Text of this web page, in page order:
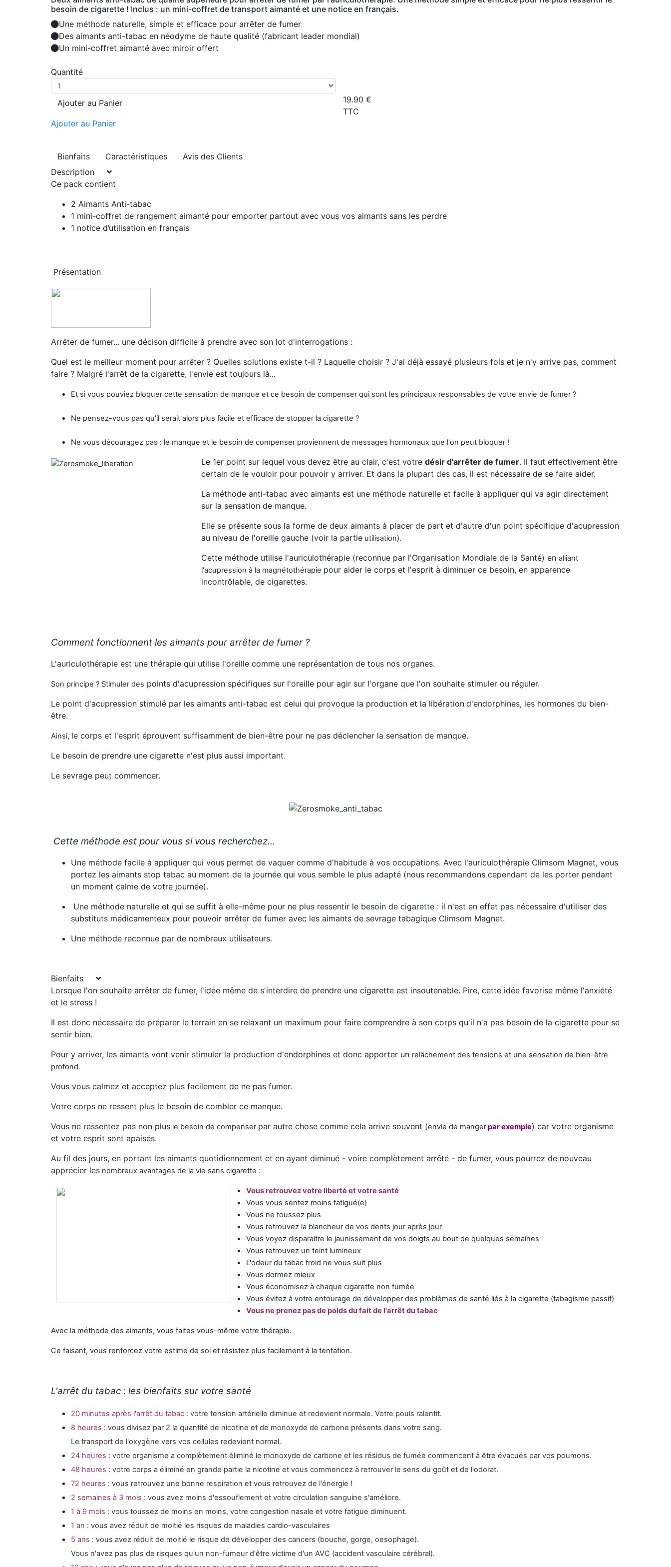
besoin de cigarette ! Inclus : un mini-coffret de transport aimanté et une notice en français.
Une méthode naturelle, simple et efficace pour arrêter de fumer
Des aimants anti-tabac en néodyme de haute qualité (fabricant leader mondial)
Un mini-coffret aimanté avec miroir offert
Quantité
Ajouter au Panier
Ajouter au Panier
19.90 €
TTC
Bienfaits Caractéristiques
Avis des Clients
Description
Ce pack contient
2 Aimants Anti-tabac
1 mini-coffret de rangement aimanté pour emporter partout avec vous vos aimants sans les perdre
1 notice d’utilisation en français
Présentation
Arrêter de fumer... une décison difficile à prendre avec son lot d'interrogations :
Quel est le meilleur moment pour arrêter ? Quelles solutions existe t-il ? Laquelle choisir ? J'ai déjà essayé plusieurs fois et je n'y arrive pas, comment
faire ? Malgré l'arrêt de la cigarette, l'envie est toujours là...
Et si vous pouviez bloquer cette sensation de manque et ce besoin de compenser qui sont les principaux responsables de votre envie de fumer ?
Ne pensez-vous pas qu'il serait alors plus facile et efficace de stopper la cigarette ?
Ne vous découragez pas : le manque et le besoin de compenser proviennent de messages hormonaux que l'on peut bloquer !
Le 1er point sur lequel vous devez être au clair, c'est votre désir d'arrêter de fumer. Il faut effectivement être
certain de le vouloir pour pouvoir y arriver. Et dans la plupart des cas, il est nécessaire de se faire aider.
La méthode anti-tabac avec aimants est une méthode naturelle et facile à appliquer qui va agir directement
sur la sensation de manque.
Elle se présente sous la forme de deux aimants à placer de part et d'autre d'un point spécifique d'acupression
au niveau de l'oreille gauche (voir la partie utilisation).
Cette méthode utilise l'auriculothérapie (reconnue par l'Organisation Mondiale de la Santé) en alliant
l'acupression à la magnétothérapie pour aider le corps et l'esprit à diminuer ce besoin, en apparence
incontrôlable, de cigarettes.
Comment fonctionnent les aimants pour arrêter de fumer ?
L'auriculothérapie est une thérapie qui utilise l'oreille comme une représentation de tous nos organes.
Son principe ? Stimuler des points d'acupression spécifiques sur l'oreille pour agir sur l'organe que l'on souhaite stimuler ou réguler.
Le point d'acupression stimulé par les aimants anti-tabac est celui qui provoque la production et la libération d'endorphines, les hormones du bien-
être.
Ainsi, le corps et l'esprit éprouvent suffisamment de bien-être pour ne pas déclencher la sensation de manque.
Le besoin de prendre une cigarette n'est plus aussi important.
Le sevrage peut commencer.
Cette méthode est pour vous si vous recherchez...
Une méthode facile à appliquer qui vous permet de vaquer comme d'habitude à vos occupations. Avec l'auriculothérapie Climsom Magnet, vous
portez les aimants stop tabac au moment de la journée qui vous semble le plus adapté (nous recommandons cependant de les porter pendant
un moment calme de votre journée).
Une méthode naturelle et qui se suffit à elle-même pour ne plus ressentir le besoin de cigarette : il n'est en effet pas nécessaire d'utiliser des
substituts médicamenteux pour pouvoir arrêter de fumer avec les aimants de sevrage tabagique Climsom Magnet.
Une méthode reconnue par de nombreux utilisateurs.
Bienfaits
Lorsque l'on souhaite arrêter de fumer, l'idée même de s'interdire de prendre une cigarette est insoutenable. Pire, cette idée favorise même l'anxiété
et le stress !
Il est donc nécessaire de préparer le terrain en se relaxant un maximum pour faire comprendre à son corps qu'il n'a pas besoin de la cigarette pour se
sentir bien.
Pour y arriver, les aimants vont venir stimuler la production d'endorphines et donc apporter un relâchement des tensions et une sensation de bien-être
profond.
Vous vous calmez et acceptez plus facilement de ne pas fumer.
Votre corps ne ressent plus le besoin de combler ce manque.
Vous ne ressentez pas non plus le besoin de compenser par autre chose comme cela arrive souvent (envie de mangerpar exemple) car votre organisme
et votre esprit sont apaisés.
Au fil des jours, en portant les aimants quotidiennement et en ayant diminué - voire complètement arrêté - de fumer, vous pourrez de nouveau
apprécier les nombreux avantages de la vie sans cigarette :
Vous retrouvez votre liberté et votre santé
Vous vous sentez moins fatigué(e)
Vous ne toussez plus
Vous retrouvez la blancheur de vos dents jour après jour
Vous voyez disparaitre le jaunissement de vos doigts au bout de quelques semaines
Vous retrouvez un teint lumineux
L'odeur du tabac froid ne vous suit plus
Vous dormez mieux
Vous économisez à chaque cigarette non fumée
Vous évitez à votre entourage de développer des problèmes de santé liés à la cigarette (tabagisme passif)
Vous ne prenez pas de poids du fait de l'arrêt du tabac
Avec la méthode des aimants, vous faites vous-même votre thérapie.
Ce faisant, vous renforcez votre estime de soi et résistez plus facilement à la tentation.
L'arrêt du tabac : les bienfaits sur votre santé
20 minutes après l'arrêt du tabac : votre tension artérielle diminue et redevient normale. Votre pouls ralentit.
8 heures : vous divisez par 2 la quantité de nicotine et de monoxyde de carbone présents dans votre sang.
Le transport de l'oxygène vers vos cellules redevient normal.
24 heures : votre organisme a complètement éliminé le monoxyde de carbone et les résidus de fumée commencent à être évacués par vos poumons.
48 heures : votre corps a éliminé en grande partie la nicotine et vous commencez à retrouver le sens du goût et de l'odorat.
72 heures : vous retrouvez une bonne respiration et vous retrouvez de l'énergie !
2 semaines à 3 mois : vous avez moins d'essouflement et votre circulation sanguine s'améliore.
1 à 9 mois : vous toussez de moins en moins, votre congestion nasale et votre fatigue diminuent.
1 an : vous avez réduit de moitié les risques de maladies cardio-vasculaires
5 ans : vous avez réduit de moitié le risque de développer des cancers (bouche, gorge, oesophage).
Vous n'avez pas plus de risques qu'un non-fumeur d'être victime d'un AVC (accident vasculaire cérébral).